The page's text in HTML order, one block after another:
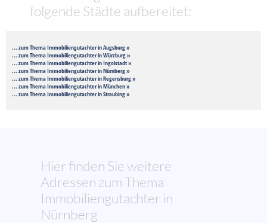
folgende Städte aufbereitet:
... zum Thema Immobiliengutachter in Augsburg »
... zum Thema Immobiliengutachter in Würzburg »
... zum Thema Immobiliengutachter in Ingolstadt »
... zum Thema Immobiliengutachter in Nürnberg »
... zum Thema Immobiliengutachter in Regensburg »
... zum Thema Immobiliengutachter in München »
... zum Thema Immobiliengutachter in Straubing »
Hier finden Sie weitere
Adressen zum Thema
Immobiliengutachter in
Nürnberg